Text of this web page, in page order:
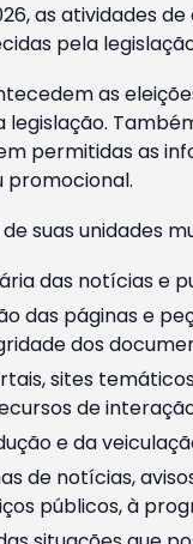
as atividades
pela
as
legislação.
permitidas as
suas unidades
das notícias e
das páginas e
dos
sites
de
e da
de notícias,
públicos, à